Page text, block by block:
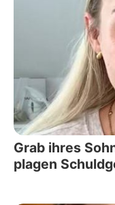
Grab ihres
plagen